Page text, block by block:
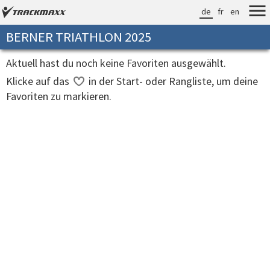
de fr en
BERNER TRIATHLON 2025
Aktuell hast du noch keine Favoriten ausgewählt.
Klicke auf das
in der Start- oder Rangliste, um deine
Favoriten zu markieren.